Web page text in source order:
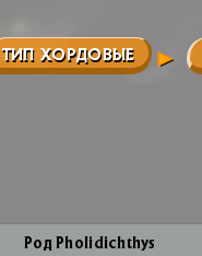
ТИП ХОРДОВЫЕ
Род Pholidichthys